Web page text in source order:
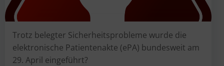
Trotz belegter Sicherheitsprobleme wurde die
elektronische Patientenakte (ePA) bundesweit am
29. April eingeführt?